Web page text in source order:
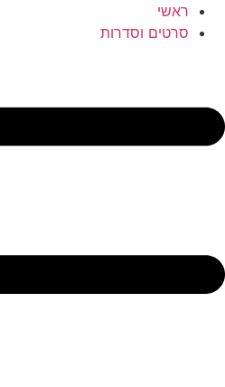
לתוכן
ראשי
סרטים וסדרות